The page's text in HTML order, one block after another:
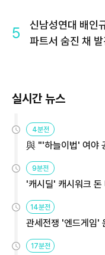
5
신남성연대 배인
파트서 숨진 채 발
실시간 뉴스
4분전
與 "'하늘이법' 여야
9분전
'캐시딜' 캐시워크
14분전
관세전쟁 '엔드게임'
용해야
17분전